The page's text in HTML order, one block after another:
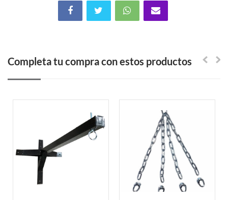
Completa tu compra con estos productos